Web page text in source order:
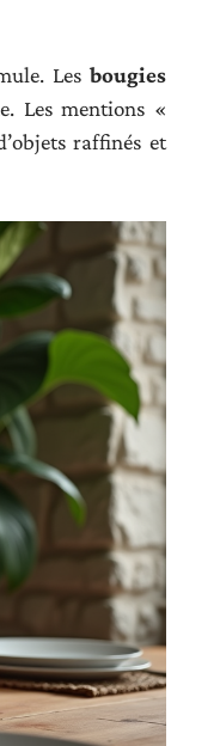
Lesbougies
Les mentions «
raffinés et